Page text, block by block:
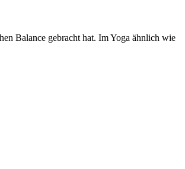
Balance gebracht hat. Im Yoga ähnlich wie